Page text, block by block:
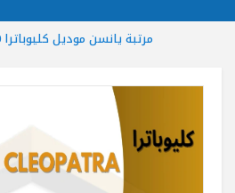
مرتبة يانسن موديل كليوباترا 160*195*24 سم